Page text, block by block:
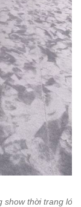
thời trang lớn.